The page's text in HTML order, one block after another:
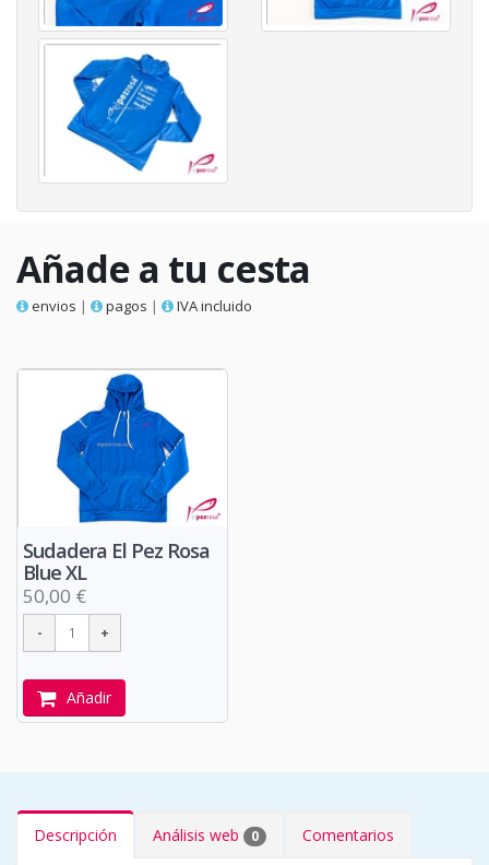
Añade a tu cesta
envios | pagos | IVA incluido
Sudadera El Pez Rosa
Blue XL
50,00 €
Añadir
Descripción Análisis web 0 Comentarios